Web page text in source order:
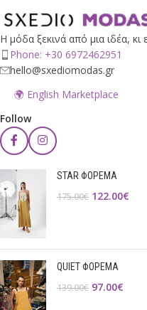
Η μόδα ξεκινά από μια ιδέα,
Phone: +30 6972462951
hello@sxediomodas.gr
🌍 English Marketplace
Follow
STAR ΦΟΡΕΜΑ
175.00€ 122.00€
QUIET ΦΟΡΕΜΑ
139.00€ 97.00€